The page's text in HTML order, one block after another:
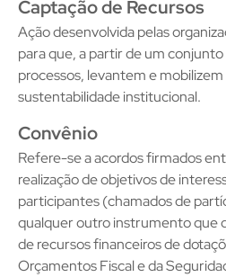
Captação de Recursos
Ação desenvolvida pelas
para que, a partir de um
processos, levantem e
sustentabilidade institucional.
Convênio
Refere-se a acordos firmados
realização de objetivos de
participantes (chamados de
qualquer outro instrumento que
de recursos financeiros de
Orçamentos Fiscal e da